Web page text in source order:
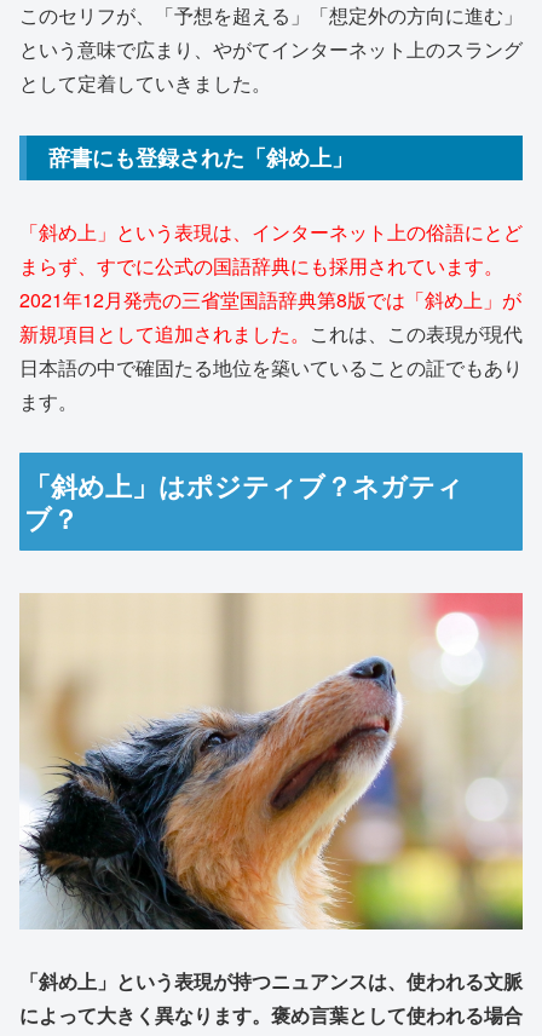
このセリフが、「予想を超える」「想定外の方向に進む」
という意味で広まり、やがてインターネット上のスラング
として定着していきました。
辞書にも登録された「斜め上」
「斜め上」という表現は、インターネット上の俗語にとど
まらず、すでに公式の国語辞典にも採用されています。
2021年12月発売の三省堂国語辞典第8版では「斜め上」が
新規項目として追加されました。 これは、この表現が現代
日本語の中で確固たる地位を築いていることの証でもあり
ます。
「斜め上」はポジティブ？ネガティ
ブ？
「斜め上」という表現が持つニュアンスは、使われる文脈
によって大きく異なります。褒め言葉として使われる場合